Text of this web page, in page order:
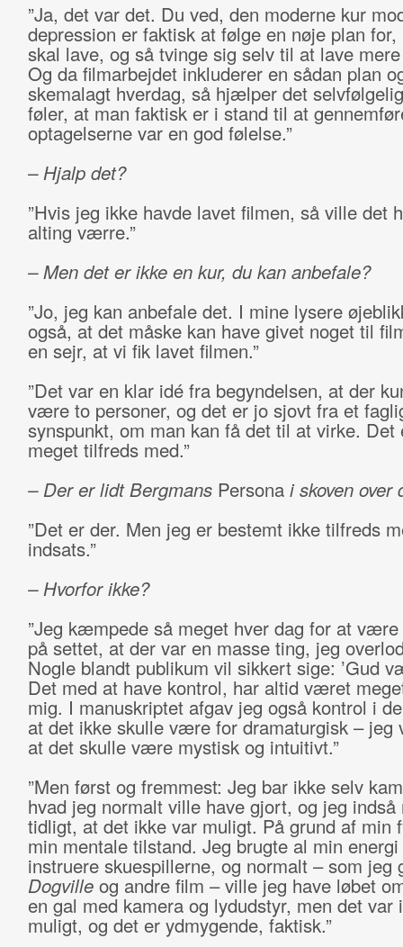
”Ja, det var det. Du ved, den moderne kur
depression er faktisk at følge en nøje plan for,
skal lave, og så tvinge sig selv til at lave
Og da filmarbejdet inkluderer en sådan plan
skemalagt hverdag, så hjælper det
føler, at man faktisk er i stand til at
optagelserne var en god følelse.”
– Hjalp det?
”Hvis jeg ikke havde lavet filmen, så ville det
alting værre.”
– Men det er ikke en kur, du kan anbefale?
”Jo, jeg kan anbefale det. I mine lysere
også, at det måske kan have givet noget til
en sejr, at vi fik lavet filmen.”
”Det var en klar idé fra begyndelsen, at der
være to personer, og det er jo sjovt fra et
synspunkt, om man kan få det til at virke. Det
meget tilfreds med.”
– Der er lidt Bergmans Personai skoven over
”Det er der. Men jeg er bestemt ikke tilfreds
indsats.”
– Hvorfor ikke?
”Jeg kæmpede så meget hver dag for at
på settet, at der var en masse ting, jeg
Nogle blandt publikum vil sikkert sige: ’Gud
Det med at have kontrol, har altid været
mig. I manuskriptet afgav jeg også kontrol i
at det ikke skulle være for dramaturgisk – jeg
at det skulle være mystisk og intuitivt.”
”Men først og fremmest: Jeg bar ikke selv
hvad jeg normalt ville have gjort, og jeg indså
tidligt, at det ikke var muligt. På grund af min
min mentale tilstand. Jeg brugte al min
instruere skuespillerne, og normalt – som jeg
Dogvilleog andre film – ville jeg have løbet
en gal med kamera og lydudstyr, men det var
muligt, og det er ydmygende, faktisk.”